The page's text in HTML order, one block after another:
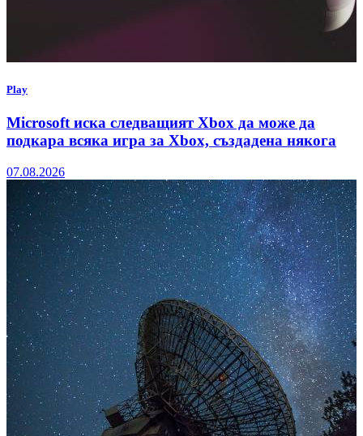
Play
Microsoft иска следващият Xbox да може да
подкара всяка игра за Xbox, създадена някога
07.08.2026